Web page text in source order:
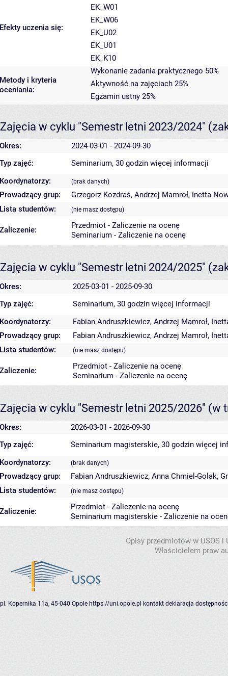
Efekty uczenia się:
EK_W01
EK_W06
EK_U02
EK_U01
EK_K10
Metody i kryteria
oceniania:
Wykonanie zadania praktycznego 50%
Aktywność na zajęciach 25%
Egzamin ustny 25%
Zajęcia w cyklu "Semestr letni 2023/2024"
Okres:
2024-03-01 - 2024-09-30
Typ zajęć:
Seminarium, 30 godzin więcej informacji
Koordynatorzy:
(brak danych)
Prowadzący grup: Grzegorz Kozdraś, Andrzej Mamroł, Inetta
Lista studentów:
(nie masz dostępu)
Zaliczenie:
Przedmiot - Zaliczenie na ocenę
Seminarium - Zaliczenie na ocenę
Zajęcia w cyklu "Semestr letni 2024/2025"
Okres:
2025-03-01 - 2025-09-30
Typ zajęć:
Seminarium, 30 godzin więcej informacji
Koordynatorzy:
Fabian Andruszkiewicz, Andrzej Mamroł,
Prowadzący grup:
Fabian Andruszkiewicz, Andrzej Mamroł,
Lista studentów:
(nie masz dostępu)
Zaliczenie:
Przedmiot - Zaliczenie na ocenę
Seminarium - Zaliczenie na ocenę
Zajęcia w cyklu "Semestr letni 2025/2026" (w
Okres:
2026-03-01 - 2026-09-30
Typ zajęć:
Seminarium magisterskie, 30 godzin więcej
Koordynatorzy:
(brak danych)
Prowadzący grup: Fabian Andruszkiewicz, Anna Chmiel-Golak,
Lista studentów:
(nie masz dostępu)
Zaliczenie:
Przedmiot - Zaliczenie na ocenę
Seminarium magisterskie - Zaliczenie na
Opisy przedmiotów w USOS
Właścicielem praw
pl. Kopernika 11a, 45-040 Opole https://uni.opole.pl kontakt deklaracja